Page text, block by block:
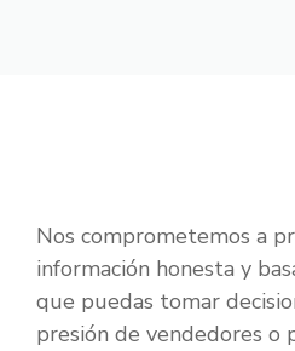
Nos comprometemos a
información honesta y
que puedas tomar
presión de vendedores o